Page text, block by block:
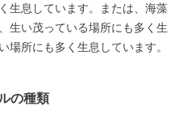
生息しています。または、海藻
生い茂っている場所にも多く生
場所にも多く生息しています。
の種類